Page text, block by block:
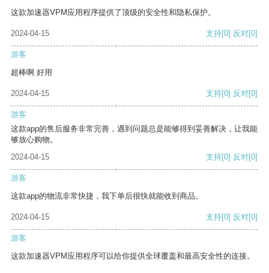
这款加速器VPM应用程序提供了顶级的安全性和隐私保护。
2024-04-15 支持[0] 反对[0]
游客
超棒啊 好用
2024-04-15 支持[0] 反对[0]
游客
这款app的售后服务非常完善，遇到问题总是能够得到妥善解决，让我能
够放心购物。
2024-04-15
支持[0] 反对[0]
游客
这款app的物流非常快捷，我下单后很快就能收到商品。
2024-04-15 支持[0] 反对[0]
游客
这款加速器VPM应用程序可以给你提供全球覆盖和最高安全性的连接。